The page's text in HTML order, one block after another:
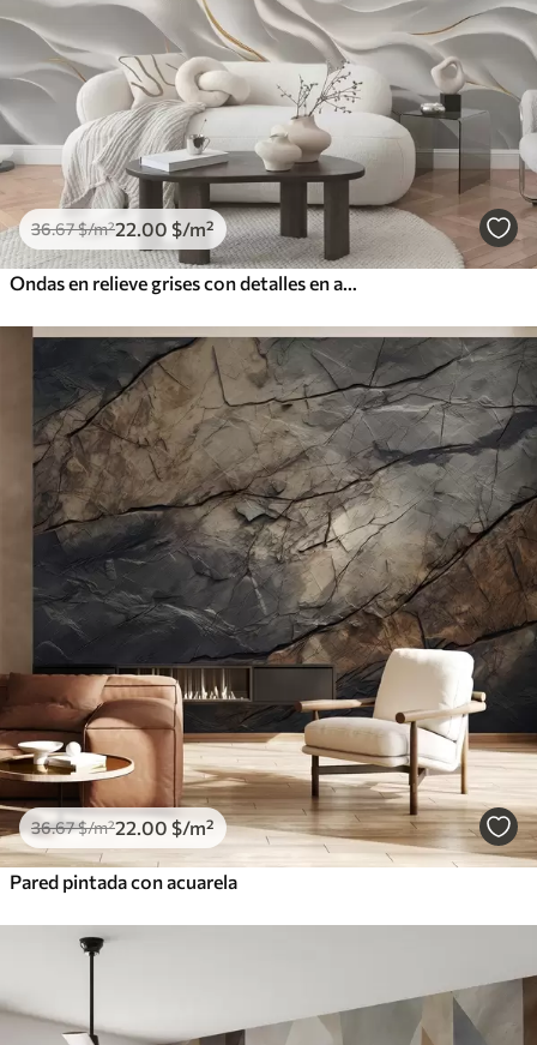
36.67$/m²22 .00 $/m²
36.67$/m²22 .00 $/m²
Pared pintada con acuarela